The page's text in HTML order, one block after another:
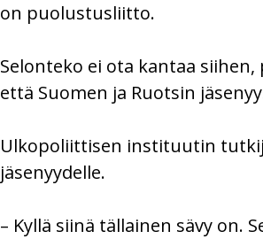
on puolustusliitto.
Selonteko ei ota kantaa
että Suomen ja Ruotsin
Ulkopoliittisen instituutin
jäsenyydelle.
– Kyllä siinä tällainen sävy on.